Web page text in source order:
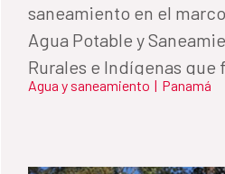
saneamiento en el
Agua Potable y
Rurales e Indígenas que
Cooperación Española.
Agua y saneamiento | Panamá